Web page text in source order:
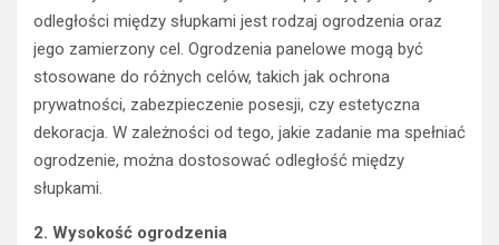
odległości między słupkami jest rodzaj ogrodzenia oraz
jego zamierzony cel. Ogrodzenia panelowe mogą być
stosowane do różnych celów, takich jak ochrona
prywatności, zabezpieczenie posesji, czy estetyczna
dekoracja. W zależności od tego, jakie zadanie ma spełniać
ogrodzenie, można dostosować odległość między
słupkami.
2. Wysokość ogrodzenia